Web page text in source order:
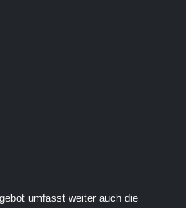
umfasst weiter auch die